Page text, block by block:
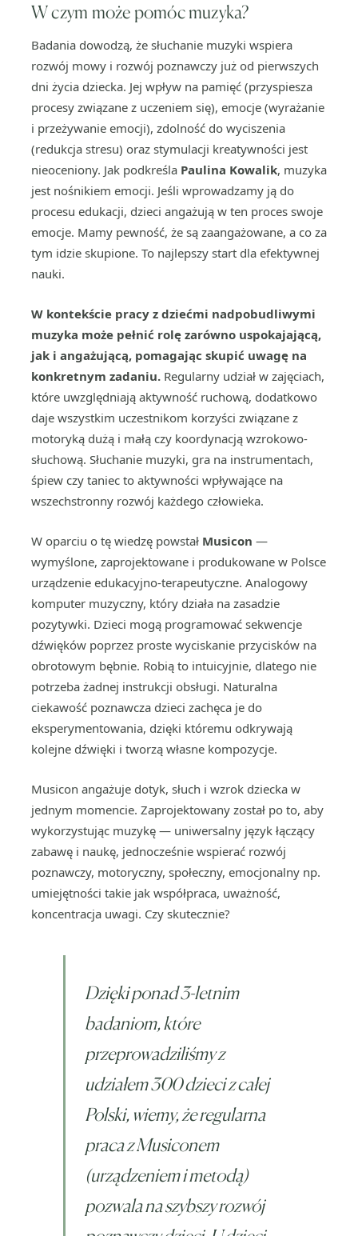
W czym może pomóc muzyka?
Badania dowodzą, że słuchanie muzyki wspiera
rozwój mowy i rozwój poznawczy już od pierwszych
dni życia dziecka. Jej wpływ na pamięć (przyspiesza
procesy związane z uczeniem się), emocje (wyrażanie
i przeżywanie emocji), zdolność do wyciszenia
(redukcja stresu) oraz stymulacji kreatywności jest
nieoceniony. Jak podkreśla Paulina Kowalik, muzyka
jest nośnikiem emocji. Jeśli wprowadzamy ją do
procesu edukacji, dzieci angażują w ten proces swoje
emocje. Mamy pewność, że są zaangażowane, a co za
tym idzie skupione. To najlepszy start dla efektywnej
nauki.
W kontekście pracy z dziećmi nadpobudliwymi
muzyka może pełnić rolę zarówno uspokajającą,
jak i angażującą, pomagając skupić uwagę na
konkretnym zadaniu. Regularny udział w zajęciach,
które uwzględniają aktywność ruchową, dodatkowo
daje wszystkim uczestnikom korzyści związane z
motoryką dużą i małą czy koordynacją wzrokowo-
słuchową. Słuchanie muzyki, gra na instrumentach,
śpiew czy taniec to aktywności wpływające na
wszechstronny rozwój każdego człowieka.
W oparciu o tę wiedzę powstał Musicon —
wymyślone, zaprojektowane i produkowane w Polsce
urządzenie edukacyjno-terapeutyczne. Analogowy
komputer muzyczny, który działa na zasadzie
pozytywki. Dzieci mogą programować sekwencje
dźwięków poprzez proste wyciskanie przycisków na
obrotowym bębnie. Robią to intuicyjnie, dlatego nie
potrzeba żadnej instrukcji obsługi. Naturalna
ciekawość poznawcza dzieci zachęca je do
eksperymentowania, dzięki któremu odkrywają
kolejne dźwięki i tworzą własne kompozycje.
Musicon angażuje dotyk, słuch i wzrok dziecka w
jednym momencie. Zaprojektowany został po to, aby
wykorzystując muzykę — uniwersalny język łączący
zabawę i naukę, jednocześnie wspierać rozwój
poznawczy, motoryczny, społeczny, emocjonalny np.
umiejętności takie jak współpraca, uważność,
koncentracja uwagi. Czy skutecznie?
Dzięki ponad 3-letnim
badaniom, które
przeprowadziliśmy z
udziałem 300 dzieci z całej
Polski, wiemy, że regularna
praca z Musiconem
(urządzeniem i metodą)
pozwala na szybszy rozwój